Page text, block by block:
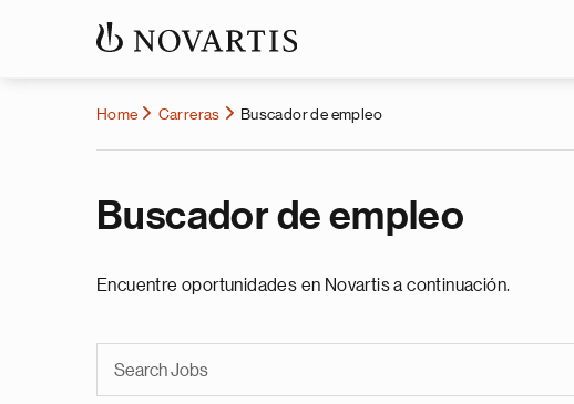
Home Carreras Buscador de empleo
Buscador de empleo
Encuentre oportunidades en Novartis a continuación.